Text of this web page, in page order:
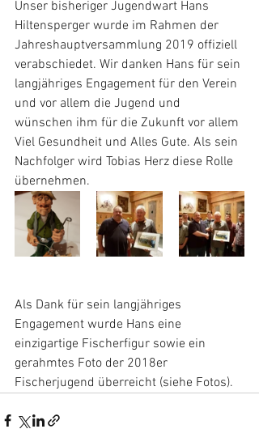
Unser bisheriger Jugendwart Hans
Hiltensperger wurde im Rahmen der
Jahreshauptversammlung 2019 offiziell
verabschiedet. Wir danken Hans für sein
langjähriges Engagement für den Verein
und vor allem die Jugend und
wünschen ihm für die Zukunft vor allem
Viel Gesundheit und Alles Gute. Als sein
Nachfolger wird Tobias Herz diese Rolle
übernehmen.
Als Dank für sein langjähriges
Engagement wurde Hans eine
einzigartige Fischerfigur sowie ein
gerahmtes Foto der 2018er
Fischerjugend überreicht (siehe Fotos).